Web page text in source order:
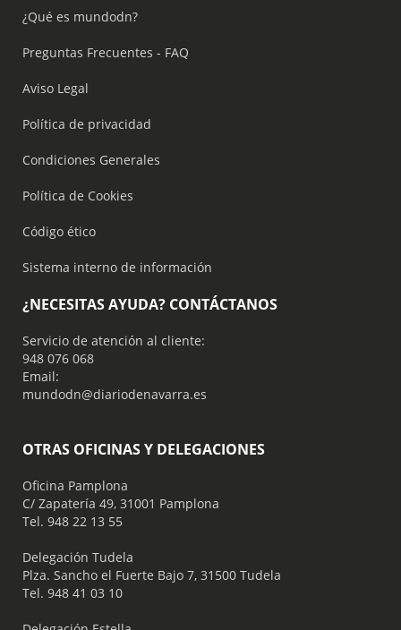
¿Qué es mundodn?
Preguntas Frecuentes - FAQ
Aviso Legal
Política de privacidad
Condiciones Generales
Política de Cookies
Código ético
Sistema interno de información
¿NECESITAS AYUDA? CONTÁCTANOS
Servicio de atención al cliente:
948 076 068
Email:
mundodn@diariodenavarra.es
OTRAS OFICINAS Y DELEGACIONES
Oficina Pamplona
C/ Zapatería 49, 31001 Pamplona
Tel. 948 22 13 55
​ Delegación Tudela
Plza. Sancho el Fuerte Bajo 7, 31500 Tudela
Tel. 948 41 03 10